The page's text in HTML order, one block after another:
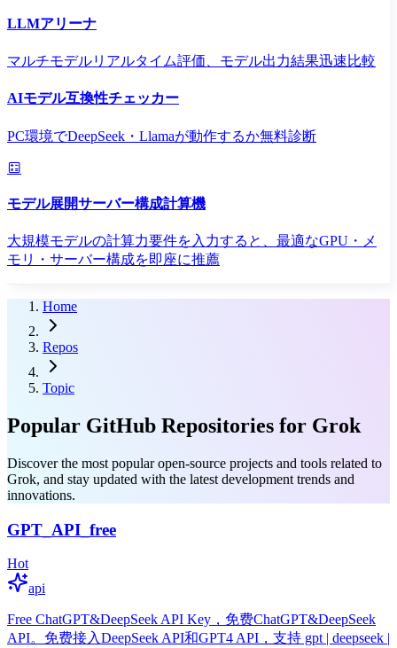
LLMアリーナ
マルチモデルリアルタイム評価、モデル出力結果迅速比較
AIモデル互換性チェッカー
PC環境でDeepSeek・Llamaが動作するか無料診断
モデル展開サーバー構成計算機
大規模モデルの計算力要件を入力すると、最適なGPU・メ
モリ・サーバー構成を即座に推薦
Home
Repos
Topic
Popular GitHub Repositories for Grok
Discover the most popular open-source projects and tools related to
Grok, and stay updated with the latest development trends and
innovations.
GPT_API_free
Hot
api
Free ChatGPT&DeepSeek API Key，免费ChatGPT&DeepSeek
API。免费接入DeepSeek API和GPT4 API，支持 gpt | deepseek |